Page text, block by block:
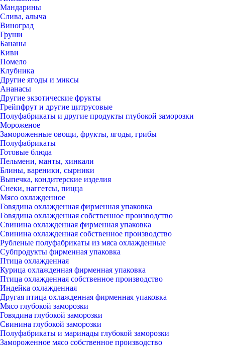
Мандарины
Слива, алыча
Виноград
Груши
Бананы
Киви
Помело
Клубника
Другие ягоды и миксы
Ананасы
Другие экзотические фрукты
Грейпфрут и другие цитрусовые
Полуфабрикаты и другие продукты глубокой заморозки
Мороженое
Замороженные овощи, фрукты, ягоды, грибы
Полуфабрикаты
Готовые блюда
Пельмени, манты, хинкали
Блины, вареники, сырники
Выпечка, кондитерские изделия
Снеки, наггетсы, пицца
Мясо охлажденное
Говядина охлажденная фирменная упаковка
Говядина охлажденная собственное производство
Свинина охлажденная фирменная упаковка
Свинина охлажденная собственное производство
Рубленые полуфабрикаты из мяса охлажденные
Субпродукты фирменная упаковка
Птица охлажденная
Курица охлажденная фирменная упаковка
Птица охлажденная собственное производство
Индейка охлажденная
Другая птица охлажденная фирменная упаковка
Мясо глубокой заморозки
Говядина глубокой заморозки
Свинина глубокой заморозки
Полуфабрикаты и маринады глубокой заморозки
Замороженное мясо собственное производство